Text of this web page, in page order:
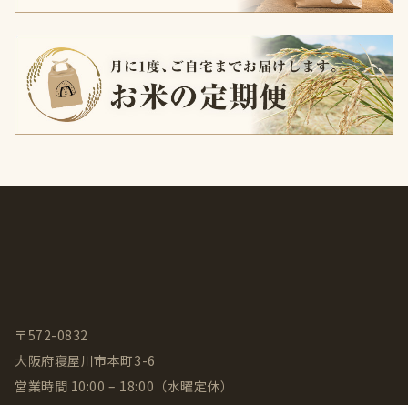
〒572-0832
大阪府寝屋川市本町3-6
営業時間 10:00 – 18:00（水曜定休）